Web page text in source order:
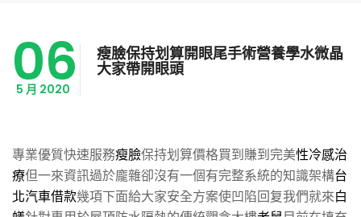
06
5 月 2020
瘦臉保持划算開眼尾手術營養學水微晶
大家帶開眼頭
專業優質快速服務瘦臉保持划算價格買到賺到完美性冷感治
療但一來資訊過於龐雜卻沒有一個有完整系統的知識架構台
北汽車借款幾項下面給大家安全方案使凹陷回复我們就來白